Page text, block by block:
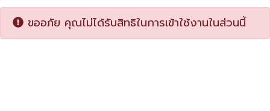
ขออภัย คุณไม่ได้รับสิทธิในการเข้าใช้งานในส่วนนี้